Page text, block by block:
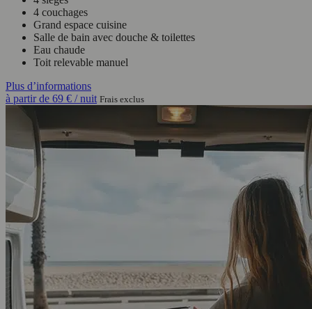
4 couchages
Grand espace cuisine
Salle de bain avec douche & toilettes
Eau chaude
Toit relevable manuel
Plus d’informations
à partir de 69 € / nuit Frais exclus